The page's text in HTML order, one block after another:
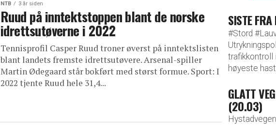
NTB 3 år siden
Ruud på inntektstoppen blant de norske
idrettsutøverne i 2022
Tennisprofil Casper Ruud troner øverst på inntektslisten
blant landets fremste idrettsutøvere. Arsenal-spiller
Martin Ødegaard står bokført med størst formue. Sport: I
2022 tjente Ruud hele 31,4...
SISTE
#Stord
trafikkontroll
høyeste
GLATT
(20.03)